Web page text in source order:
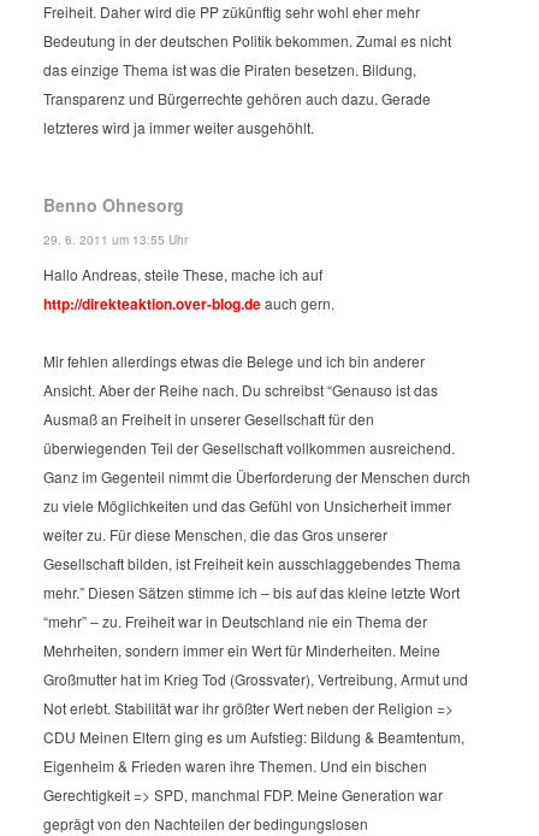
Freiheit. Daher wird die PP zükünftig sehr wohl eher mehr
Bedeutung in der deutschen Politik bekommen. Zumal es nicht
das einzige Thema ist was die Piraten besetzen. Bildung,
Transparenz und Bürgerrechte gehören auch dazu. Gerade
letzteres wird ja immer weiter ausgehöhlt.
Benno Ohnesorg
29. 6. 2011 um 13:55 Uhr
Hallo Andreas, steile These, mache ich auf
http://direkteaktion.over-blog.deauch gern.
Mir fehlen allerdings etwas die Belege und ich bin anderer
Ansicht. Aber der Reihe nach. Du schreibst “Genauso ist das
Ausmaß an Freiheit in unserer Gesellschaft für den
überwiegenden Teil der Gesellschaft vollkommen ausreichend.
Ganz im Gegenteil nimmt die Überforderung der Menschen durch
zu viele Möglichkeiten und das Gefühl von Unsicherheit immer
weiter zu. Für diese Menschen, die das Gros unserer
Gesellschaft bilden, ist Freiheit kein ausschlaggebendes Thema
mehr.”Diesen Sätzen stimme ich – bis auf das kleine letzte Wort
“mehr” – zu. Freiheit war in Deutschland nie ein Thema der
Mehrheiten, sondern immer ein Wert für Minderheiten. Meine
Großmutter hat im Krieg Tod (Grossvater), Vertreibung, Armut und
Not erlebt. Stabilität war ihr größter Wert neben der Religion =>
CDU Meinen Eltern ging es um Aufstieg: Bildung & Beamtentum,
Eigenheim & Frieden waren ihre Themen. Und ein bischen
Gerechtigkeit => SPD, manchmal FDP. Meine Generation war
geprägt von den Nachteilen der bedingungslosen